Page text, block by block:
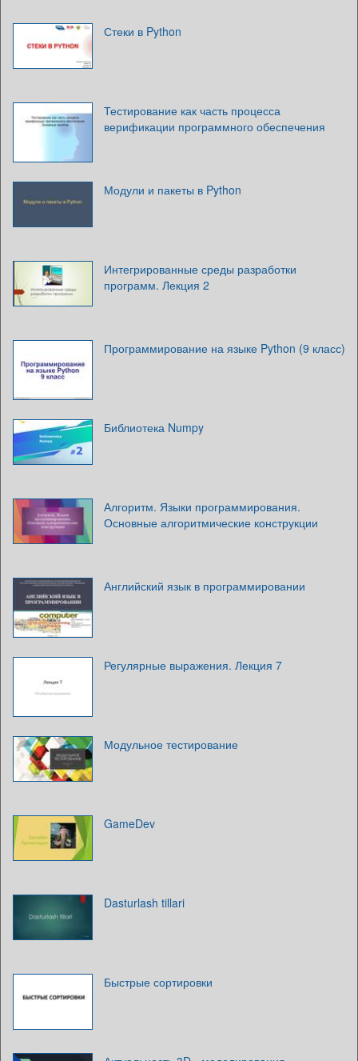
Стеки в Python
Тестирование как часть процесса
верификации программного обеспечения
Модули и пакеты в Python
Интегрированные среды разработки
программ. Лекция 2
Программирование на языке Python (9 класс)
Библиотека Numpy
Алгоритм. Языки программирования.
Основные алгоритмические конструкции
Английский язык в программировании
Регулярные выражения. Лекция 7
Модульное тестирование
GameDev
Dasturlash tillari
Быстрые сортировки